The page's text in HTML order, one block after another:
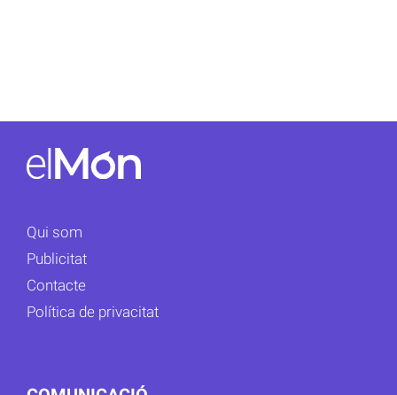
Qui som
Publicitat
Contacte
Política de privacitat